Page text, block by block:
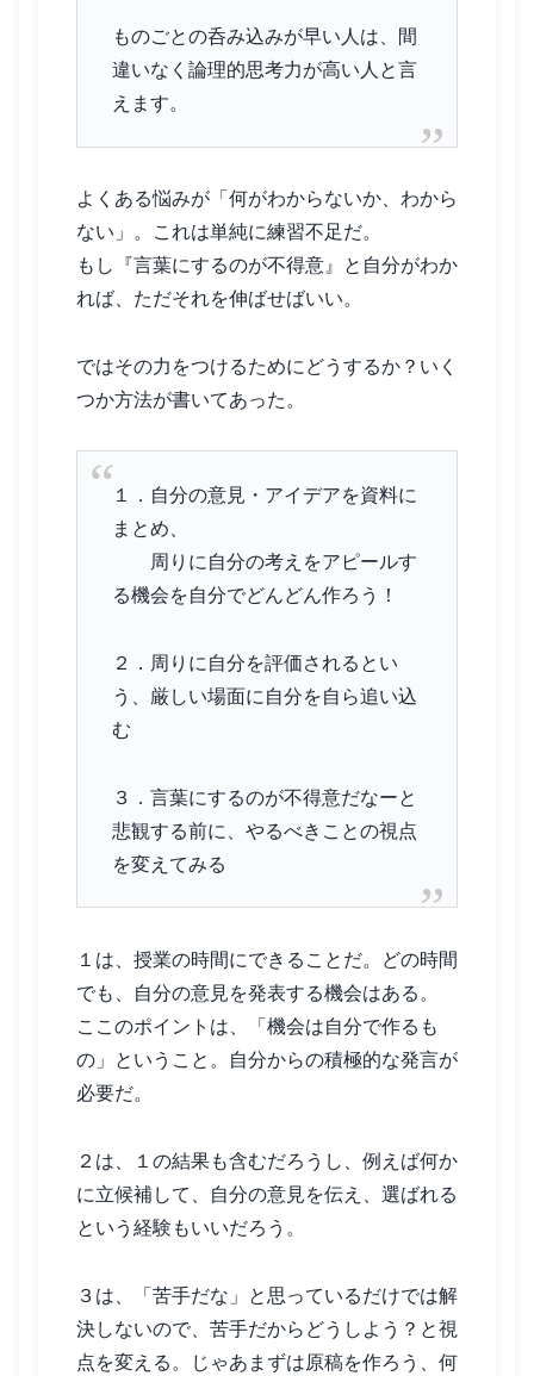
ものごとの呑み込みが早い人は、間
違いなく論理的思考力が高い人と言
えます。
よくある悩みが「何がわからないか、わから
ない」。これは単純に練習不足だ。
もし『言葉にするのが不得意』と自分がわか
れば、ただそれを伸ばせばいい。
ではその力をつけるためにどうするか？いく
つか方法が書いてあった。
１．自分の意見・アイデアを資料に
まとめ、
周りに自分の考えをアピールす
る機会を自分でどんどん作ろう！
２．周りに自分を評価されるとい
う、厳しい場面に自分を自ら追い込
む
３．言葉にするのが不得意だなーと
悲観する前に、やるべきことの視点
を変えてみる
１は、授業の時間にできることだ。どの時間
でも、自分の意見を発表する機会はある。
ここのポイントは、「機会は自分で作るも
の」ということ。自分からの積極的な発言が
必要だ。
２は、１の結果も含むだろうし、例えば何か
に立候補して、自分の意見を伝え、選ばれる
という経験もいいだろう。
３は、「苦手だな」と思っているだけでは解
決しないので、苦手だからどうしよう？と視
点を変える。じゃあまずは原稿を作ろう、何